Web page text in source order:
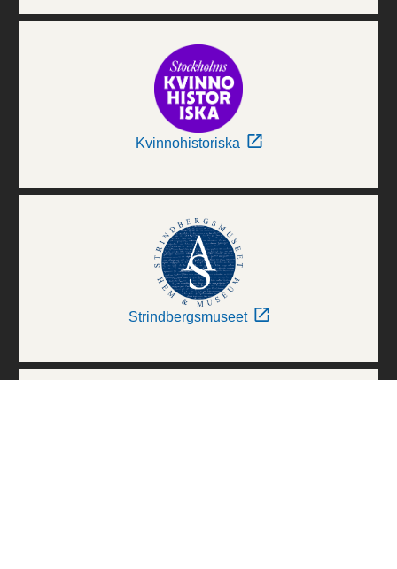
Kvinnohistoriska
Strindbergsmuseet